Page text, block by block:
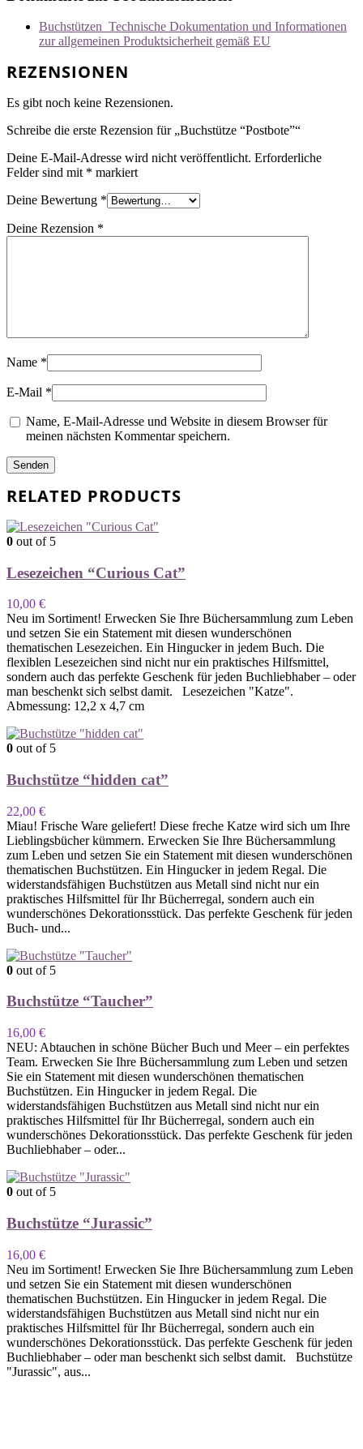
Buchstützen_Technische Dokumentation und Informationen
zur allgemeinen Produktsicherheit gemäß EU
REZENSIONEN
Es gibt noch keine Rezensionen.
Schreibe die erste Rezension für „Buchstütze “Postbote”“
Deine E-Mail-Adresse wird nicht veröffentlicht. Erforderliche
Felder sind mit * markiert
Deine Bewertung *
Deine Rezension *
Name *
E-Mail *
Name, E-Mail-Adresse und Website in diesem Browser für
meinen nächsten Kommentar speichern.
RELATED PRODUCTS
0 out of 5
Lesezeichen “Curious Cat”
10,00 €
Neu im Sortiment! Erwecken Sie Ihre Büchersammlung zum Leben
und setzen Sie ein Statement mit diesen wunderschönen
thematischen Lesezeichen. Ein Hingucker in jedem Buch. Die
flexiblen Lesezeichen sind nicht nur ein praktisches Hilfsmittel,
sondern auch das perfekte Geschenk für jeden Buchliebhaber – oder
man beschenkt sich selbst damit. Lesezeichen "Katze".
Abmessung: 12,2 x 4,7 cm
0 out of 5
Buchstütze “hidden cat”
22,00 €
Miau! Frische Ware geliefert! Diese freche Katze wird sich um Ihre
Lieblingsbücher kümmern. Erwecken Sie Ihre Büchersammlung
zum Leben und setzen Sie ein Statement mit diesen wunderschönen
thematischen Buchstützen. Ein Hingucker in jedem Regal. Die
widerstandsfähigen Buchstützen aus Metall sind nicht nur ein
praktisches Hilfsmittel für Ihr Bücherregal, sondern auch ein
wunderschönes Dekorationsstück. Das perfekte Geschenk für jeden
Buch- und...
0 out of 5
Buchstütze “Taucher”
16,00 €
NEU: Abtauchen in schöne Bücher Buch und Meer – ein perfektes
Team. Erwecken Sie Ihre Büchersammlung zum Leben und setzen
Sie ein Statement mit diesen wunderschönen thematischen
Buchstützen. Ein Hingucker in jedem Regal. Die
widerstandsfähigen Buchstützen aus Metall sind nicht nur ein
praktisches Hilfsmittel für Ihr Bücherregal, sondern auch ein
wunderschönes Dekorationsstück. Das perfekte Geschenk für jeden
Buchliebhaber – oder...
0 out of 5
Buchstütze “Jurassic”
16,00 €
Neu im Sortiment! Erwecken Sie Ihre Büchersammlung zum Leben
und setzen Sie ein Statement mit diesen wunderschönen
thematischen Buchstützen. Ein Hingucker in jedem Regal. Die
widerstandsfähigen Buchstützen aus Metall sind nicht nur ein
praktisches Hilfsmittel für Ihr Bücherregal, sondern auch ein
wunderschönes Dekorationsstück. Das perfekte Geschenk für jeden
Buchliebhaber – oder man beschenkt sich selbst damit. Buchstütze
"Jurassic", aus...